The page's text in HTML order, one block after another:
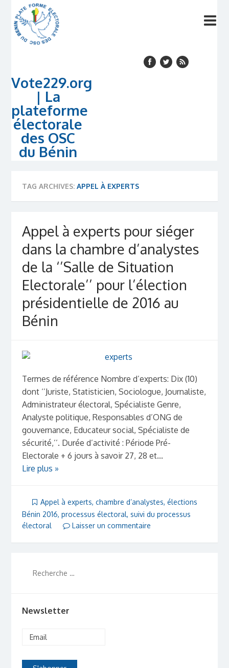
Vote229.org
| La
plateforme
électorale
des OSC
du Bénin
TAG ARCHIVES: APPEL À EXPERTS
Appel à experts pour siéger
dans la chambre d’analystes
de la ‘’Salle de Situation
Electorale’’ pour l’élection
présidentielle de 2016 au
Bénin
Termes de référence Nombre d’experts: Dix (10)
dont ‘’Juriste, Statisticien, Sociologue, Journaliste,
Administrateur électoral, Spécialiste Genre,
Analyste politique, Responsables d’ONG de
gouvernance, Educateur social, Spécialiste de
sécurité,’’. Durée d’activité : Période Pré-
Electorale + 6 jours à savoir 27, 28 et...
Lire plus »
Appel à experts, chambre d’analystes, élections
Bénin 2016, processus électoral, suivi du processus
électoral
Laisser un commentaire
Newsletter